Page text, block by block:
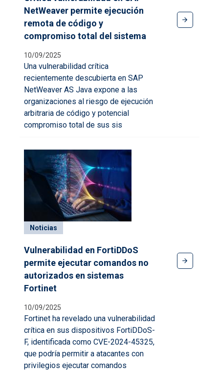
NetWeaver permite ejecución
remota de código y
compromiso total del sistema
10/09/2025
Una vulnerabilidad crítica
recientemente descubierta en SAP
NetWeaver AS Java expone a las
organizaciones al riesgo de ejecución
arbitraria de código y potencial
compromiso total de sus sis
Noticias
Vulnerabilidad en FortiDDoS
permite ejecutar comandos no
autorizados en sistemas
Fortinet
10/09/2025
Fortinet ha revelado una vulnerabilidad
crítica en sus dispositivos FortiDDoS-
F, identificada como CVE-2024-45325,
que podría permitir a atacantes con
privilegios ejecutar comandos